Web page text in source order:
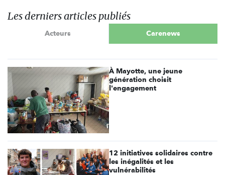
Les derniers articles publiés
Acteurs Carenews
À Mayotte, une jeune
génération choisit
l'engagement
12 initiatives solidaires contre
les inégalités et les
vulnérabilités